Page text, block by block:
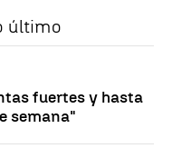
último
fuertes y hasta
semana"